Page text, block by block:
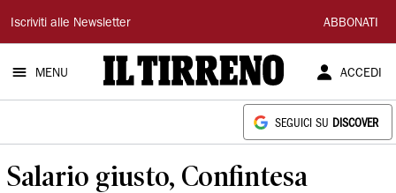
Il
Tirreno
Iscriviti alle Newsletter ABBONATI
MENU ACCEDI
SEGUICI SU DISCOVER
Salario giusto, Confintesa